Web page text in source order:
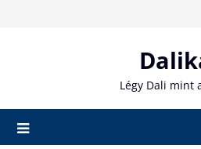
Légy Dali mint